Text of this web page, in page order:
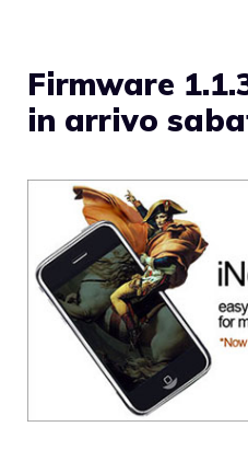
Firmware
in arrivo